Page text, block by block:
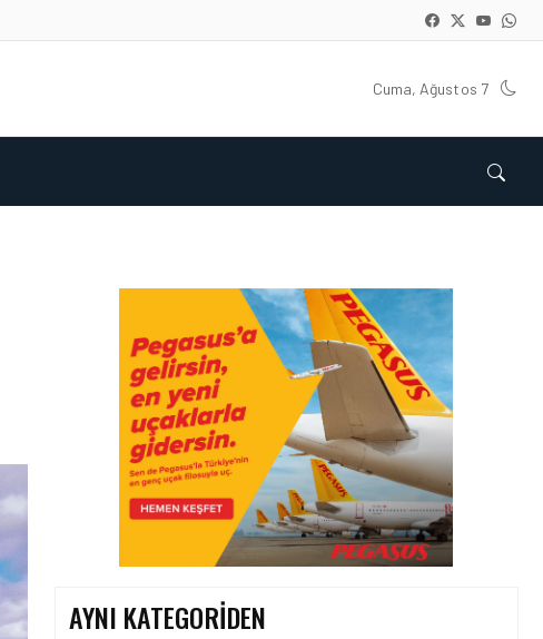
Cuma, Ağustos 7
AYNI KATEGORIDEN
HAVAALANI • 05 AĞU 2026
İSTANBUL VALI
YARDIMCISI BEKIR
DINKIRCI’DEN KONTROL
KULESI’NE ZIYARET
HAVAALANI • 05 AĞU 2026
TASARIMDAN GERÇEĞE:
ANKARA HAVALIMANI
DEVLET KONUKEVI